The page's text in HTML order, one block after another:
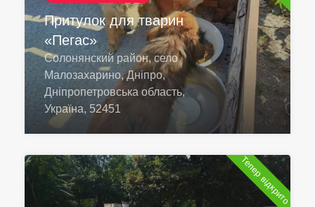
Притулок для тварин
«Пегас»
Солонянский район, село
Малозахарино, Дніпро,
Дніпропетровська область,
Україна, 52451
Тепер відкрито